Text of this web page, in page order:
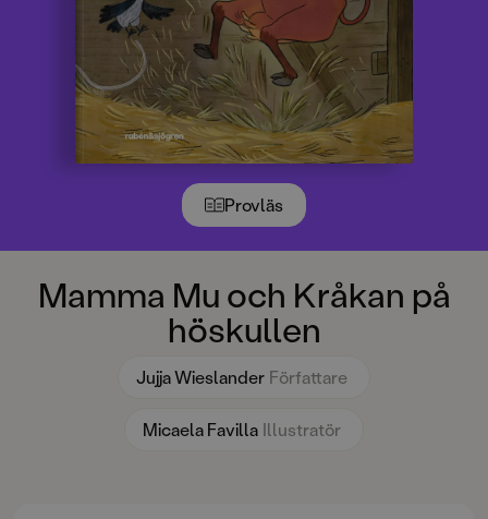
Provläs
Mamma Mu och Kråkan på
höskullen
Jujja Wieslander Författare
Micaela Favilla Illustratör